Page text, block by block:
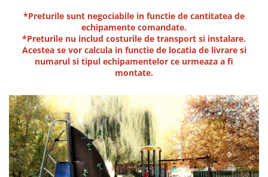
Tenis si Volei
Ciclism
Trasee Ninja
Echipamente fitness
Mese de jocuri
MOBILIER URBAN
Garduri/Imprejmuiri
*Preturile sunt negociabile in functie de cantitatea de
echipamente comandate.
*Preturile nu includ costurile de transport si instalare.
Acestea se vor calcula in functie de locatia de livrare si
numarul si tipul echipamentelor ce urmeaza a fi
montate.